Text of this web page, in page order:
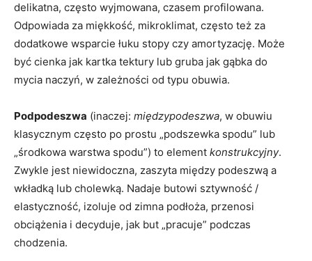
delikatna, często wyjmowana, czasem profilowana.
Odpowiada za miękkość, mikroklimat, często też za
dodatkowe wsparcie łuku stopy czy amortyzację. Może
być cienka jak kartka tektury lub gruba jak gąbka do
mycia naczyń, w zależności od typu obuwia.
Podpodeszwa (inaczej: międzypodeszwa, w obuwiu
klasycznym często po prostu „podszewka spodu” lub
„środkowa warstwa spodu”) to element konstrukcyjny.
Zwykle jest niewidoczna, zaszyta między podeszwą a
wkładką lub cholewką. Nadaje butowi sztywność /
elastyczność, izoluje od zimna podłoża, przenosi
obciążenia i decyduje, jak but „pracuje” podczas
chodzenia.